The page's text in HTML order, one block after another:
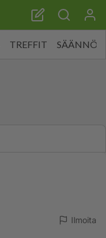
TREFFIT SÄÄNNÖT
Ilmoita